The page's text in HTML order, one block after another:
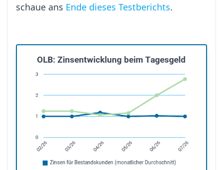
schaue ans Ende dieses Testberichts.